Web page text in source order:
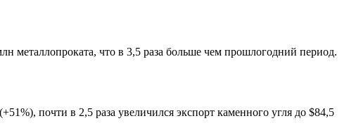
металлопроката, что в 3,5 раза больше чем прошлогодний период.
почти в 2,5 раза увеличился экспорт каменного угля до $84,5